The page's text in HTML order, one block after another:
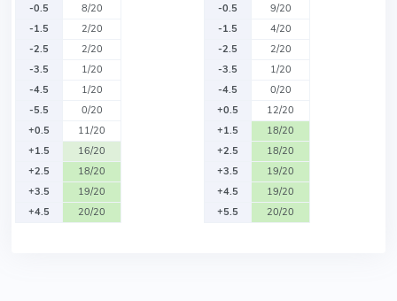
-0.5
8/20
-1.5
2/20
-2.5
2/20
-3.5
1/20
-4.5
1/20
-5.5
0/20
+0.5
11/20
+1.5
16/20
+2.5
18/20
+3.5
19/20
+4.5
20/20
-0.5
9/20
-1.5
4/20
-2.5
2/20
-3.5
1/20
-4.5
0/20
+0.5
12/20
+1.5
18/20
+2.5
18/20
+3.5
19/20
+4.5
19/20
+5.5
20/20